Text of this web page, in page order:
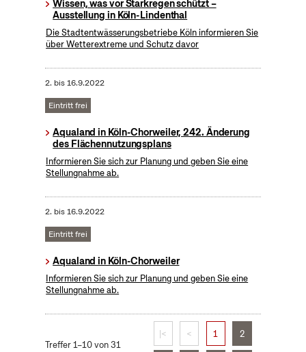
Wissen, was vor Starkregen schützt –
Ausstellung in Köln-Lindenthal
Die Stadtentwässerungsbetriebe Köln informieren Sie
über Wetterextreme und Schutz davor
2. bis16.9.2022
Eintritt frei
Aqualand in Köln-Chorweiler, 242. Änderung
des Flächennutzungsplans
Informieren Sie sich zur Planung und geben Sie eine
Stellungnahme ab.
2. bis16.9.2022
Eintritt frei
Aqualand in Köln-Chorweiler
Informieren Sie sich zur Planung und geben Sie eine
Stellungnahme ab.
Treffer 1–10 von 31
|< < 1 2